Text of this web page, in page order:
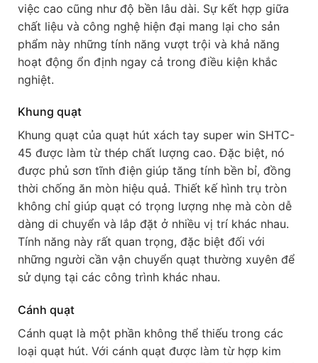
việc cao cũng như độ bền lâu dài. Sự kết hợp giữa
chất liệu và công nghệ hiện đại mang lại cho sản
phẩm này những tính năng vượt trội và khả năng
hoạt động ổn định ngay cả trong điều kiện khắc
nghiệt.
Khung quạt
Khung quạt của quạt hút xách tay super win SHTC-
45 được làm từ thép chất lượng cao. Đặc biệt, nó
được phủ sơn tĩnh điện giúp tăng tính bền bỉ, đồng
thời chống ăn mòn hiệu quả. Thiết kế hình trụ tròn
không chỉ giúp quạt có trọng lượng nhẹ mà còn dễ
dàng di chuyển và lắp đặt ở nhiều vị trí khác nhau.
Tính năng này rất quan trọng, đặc biệt đối với
những người cần vận chuyển quạt thường xuyên để
sử dụng tại các công trình khác nhau.
Cánh quạt
Cánh quạt là một phần không thể thiếu trong các
loại quạt hút. Với cánh quạt được làm từ hợp kim